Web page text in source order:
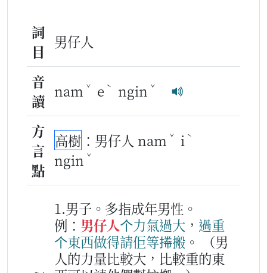
詞
目
男仔人
音
讀
nam ˇ e ˋ ngin ˇ
方
言
點
高樹 ：男仔人 nam ˇ i ˋ
ngin ˇ
1.男子。多指成年男性。
例： 男仔人个力氣過大 ， 過重
个東西做得請佢等𢯭搬 。
（男
人的力量比較大，比較重的東